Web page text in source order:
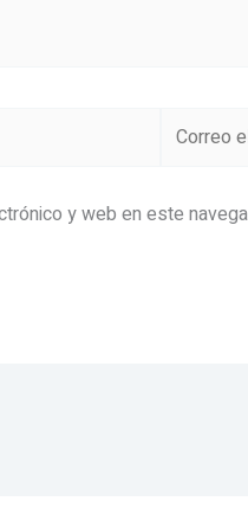
Correo
y web en este